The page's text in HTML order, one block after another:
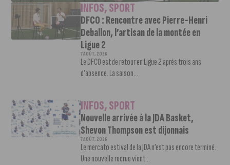
INFOS,SPORT
DFCO : Rencontre avec Pierre-Henri
Deballon, l’artisan de la montée en
Ligue 2
7 AOÛT, 2026
Le DFCO est de retour en Ligue 2 après trois ans
d’absence. La saison...
INFOS,SPORT
Nouvelle arrivée à la JDA Basket,
Shevon Thompson est dijonnais
7 AOÛT, 2026
Le mercato estival de la JDA n’est pas encore terminé.
Une nouvelle recrue vient...